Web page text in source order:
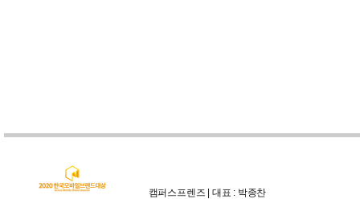
캠퍼스프렌즈 | 대표 : 박종찬